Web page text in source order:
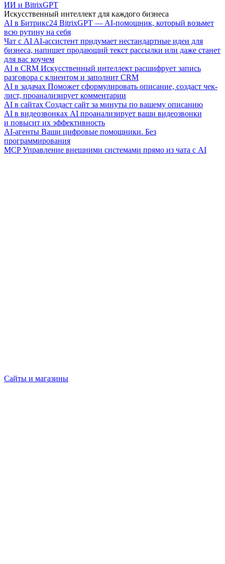
ИИ и BitrixGPT
Искусственный интеллект для каждого бизнеса
AI в Битрикс24 BitrixGPT — AI-помощник, который возьмет
всю рутину на себя
Чат с AI AI-ассистент придумает нестандартные идеи для
бизнеса, напишет продающий текст рассылки или даже станет
для вас коучем
AI в CRM Искусственный интеллект расшифрует запись
разговора с клиентом и заполнит CRM
AI в задачах Поможет сформулировать описание, создаст чек-
лист, проанализирует комментарии
AI в сайтах Создаст сайт за минуты по вашему описанию
AI в видеозвонках AI проанализирует ваши видеозвонки
и повысит их эффективность
AI-агенты Ваши цифровые помощники. Без
программирования
MCP Управление внешними системами прямо из чата с AI
Сайты и магазины